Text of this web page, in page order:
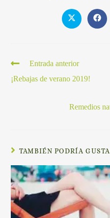
Entrada anterior
¡Rebajas de verano 2019!
Remedios
TAMBIÉN PODRÍA